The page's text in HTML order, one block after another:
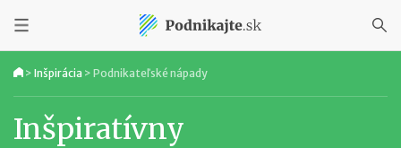
> Inšpirácia > Podnikateľské nápady
Inšpiratívny